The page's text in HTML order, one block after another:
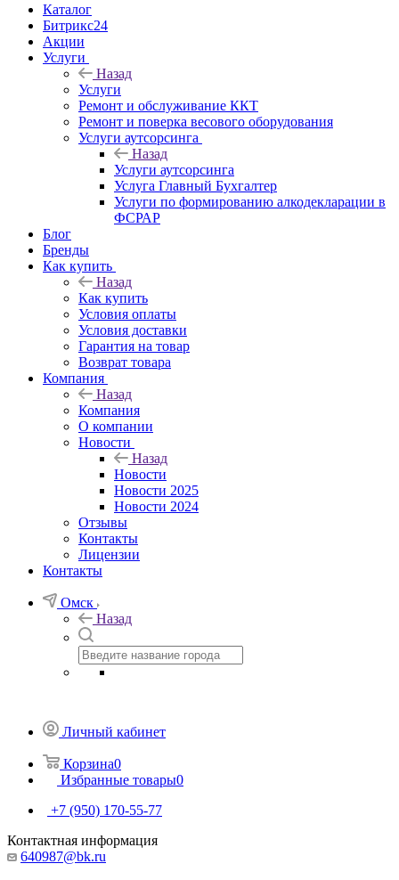
Каталог
Битрикс24
Акции
Услуги
Назад
Услуги
Ремонт и обслуживание ККТ
Ремонт и поверка весового оборудования
Услуги аутсорсинга
Назад
Услуги аутсорсинга
Услуга Главный Бухгалтер
Услуги по формированию алкодекларации в
ФСРАР
Блог
Бренды
Как купить
Назад
Как купить
Условия оплаты
Условия доставки
Гарантия на товар
Возврат товара
Компания
Назад
Компания
О компании
Новости
Назад
Новости
Новости 2025
Новости 2024
Отзывы
Контакты
Лицензии
Контакты
Омск
Назад
Личный кабинет
Корзина0
Избранные товары0
+7 (950) 170-55-77
Контактная информация
640987@bk.ru